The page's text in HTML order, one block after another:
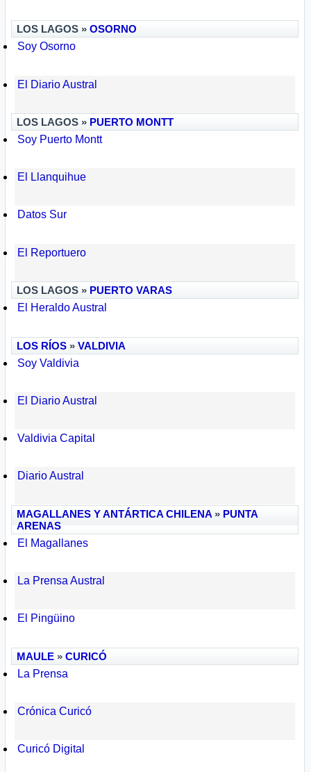
LOS LAGOS »OSORNO
Soy Osorno
El Diario Austral
LOS LAGOS » PUERTO MONTT
Soy Puerto Montt
El Llanquihue
Datos Sur
El Reportuero
LOS LAGOS » PUERTO VARAS
El Heraldo Austral
LOS RÍOS »VALDIVIA
Soy Valdivia
El Diario Austral
Valdivia Capital
Diario Austral
MAGALLANES Y ANTÁRTICA CHILENA » PUNTA
ARENAS
El Magallanes
La Prensa Austral
El Pingüino
MAULE »CURICÓ
La Prensa
Crónica Curicó
Curicó Digital